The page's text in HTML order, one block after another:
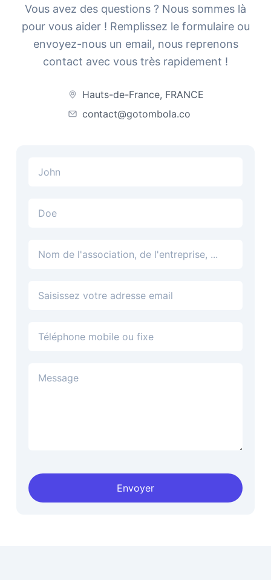
Vous avez des questions ? Nous sommes là
pour vous aider ! Remplissez le formulaire ou
envoyez-nous un email, nous reprenons
contact avec vous très rapidement !
Hauts-de-France, FRANCE
contact@gotombola.co
Envoyer